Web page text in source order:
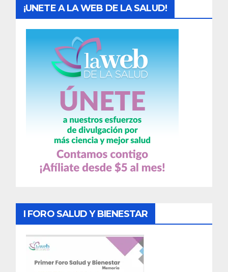
¡UNETE A LA WEB DE LA SALUD!
I FORO SALUD Y BIENESTAR